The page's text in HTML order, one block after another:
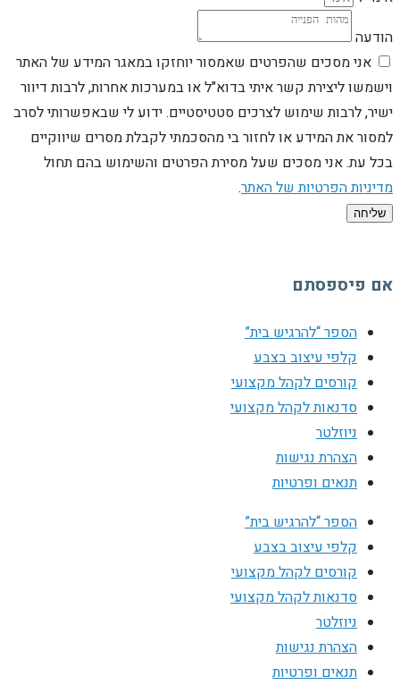
הודעה
אני מסכים שהפרטים שאמסור יוחזקו במאגר המידע של האתר
וישמשו ליצירת קשר איתי בדוא"ל או במערכות אחרות, לרבות דיוור
ישיר, לרבות שימוש לצרכים סטטיסטיים. ידוע לי שבאפשרותי לסרב
למסור את המידע או לחזור בי מהסכמתי לקבלת מסרים שיווקיים
בכל עת. אני מסכים שעל מסירת הפרטים והשימוש בהם תחול
מדיניות הפרטיות של האתר.
שליחה
אם פיספסתם
הספר “להרגיש בית”
קלפי עיצוב בצבע
קורסים לקהל מקצועי
סדנאות לקהל מקצועי
ניוזלטר
הצהרת נגישות
תנאים ופרטיות
הספר “להרגיש בית”
קלפי עיצוב בצבע
קורסים לקהל מקצועי
סדנאות לקהל מקצועי
ניוזלטר
הצהרת נגישות
תנאים ופרטיות